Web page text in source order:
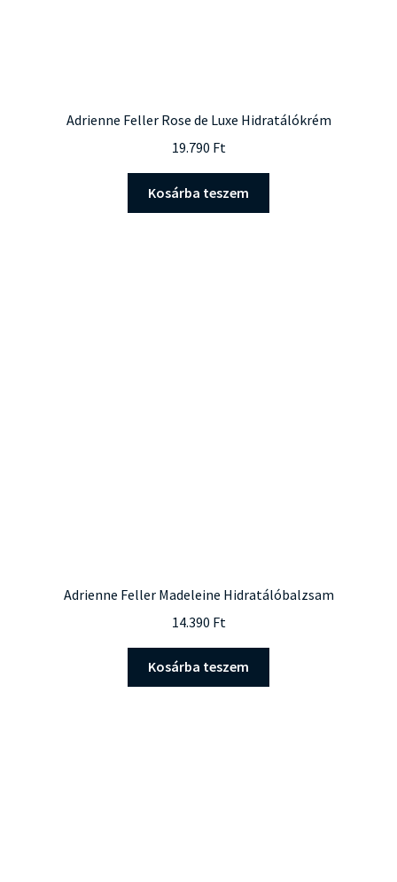
Adrienne Feller Rose de Luxe Hidratálókrém
19.790 Ft
Kosárba teszem
Adrienne Feller Madeleine Hidratálóbalzsam
14.390 Ft
Kosárba teszem